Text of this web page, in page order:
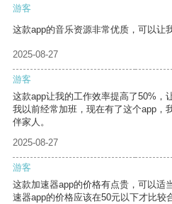
游客
这款app的音乐资源非常优质，可以让
2025-08-27
游客
这款app让我的工作效率提高了50%，
我以前经常加班，现在有了这个app，
伴家人。
2025-08-27
游客
这款加速器app的价格有点贵，可以适
速器app的价格应该在50元以下才比较